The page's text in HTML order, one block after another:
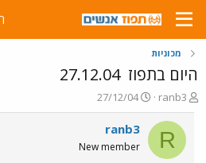
מכוניות
היום בתפוז 27.12.04
פ
ו
ת
ח
ה
ranb3
פ
ו
ר
ם
27/12/04
R
ranb3
New member